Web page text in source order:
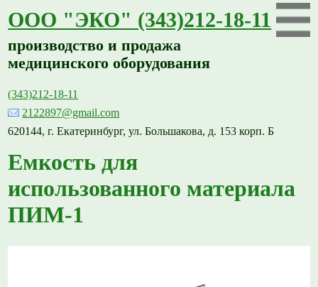
ООО "ЭКО" (343)212-18-11
производство и продажа
медицинского оборудования
(343)212-18-11
2122897@gmail.com
620144, г. Екатеринбург, ул. Большакова, д. 153 корп. Б
Емкость для
использованного материала
ПИМ-1